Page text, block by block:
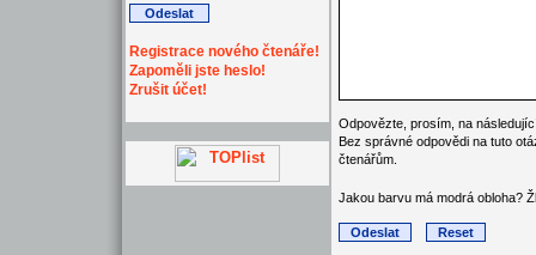
Registrace nového čtenáře!
Zapoměli jste heslo!
Zrušit účet!
Odpovězte, prosím, na
Bez správné odpovědi na tuto
čtenářům.
Jakou barvu má modrá obloha?